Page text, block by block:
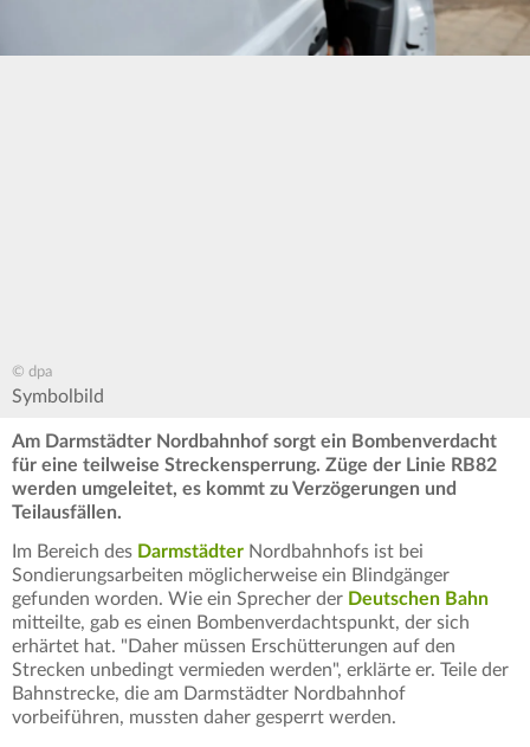
© dpa
Symbolbild
Am Darmstädter Nordbahnhof sorgt ein Bombenverdacht
für eine teilweise Streckensperrung. Züge der Linie RB82
werden umgeleitet, es kommt zu Verzögerungen und
Teilausfällen.
Im Bereich des Darmstädter Nordbahnhofs ist bei
Sondierungsarbeiten möglicherweise ein Blindgänger
gefunden worden. Wie ein Sprecher der Deutschen Bahn
mitteilte, gab es einen Bombenverdachtspunkt, der sich
erhärtet hat. "Daher müssen Erschütterungen auf den
Strecken unbedingt vermieden werden", erklärte er. Teile der
Bahnstrecke, die am Darmstädter Nordbahnhof
vorbeiführen, mussten daher gesperrt werden.